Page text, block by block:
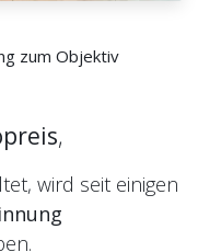
zum Objektiv
,
wird seit einigen